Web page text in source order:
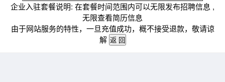
企业入驻套餐说明: 在套餐时间范围内可以无限发布招聘信息 ,
无限查看简历信息
由于网站服务的特性，一旦充值成功，概不接受退款，敬请谅
解